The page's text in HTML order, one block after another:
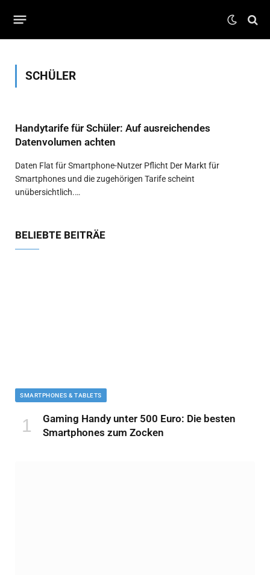
SCHÜLER
Handytarife für Schüler: Auf ausreichendes
Datenvolumen achten
Daten Flat für Smartphone-Nutzer Pflicht Der Markt für
Smartphones und die zugehörigen Tarife scheint
unübersichtlich.…
BELIEBTE BEITRÄE
SMARTPHONES & TABLETS
Gaming Handy unter 500 Euro: Die besten
Smartphones zum Zocken